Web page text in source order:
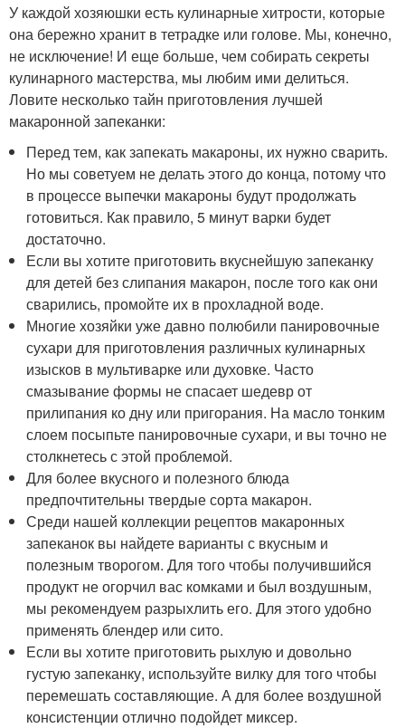
У каждой хозяюшки есть кулинарные хитрости, которые
она бережно хранит в тетрадке или голове. Мы, конечно,
не исключение! И еще больше, чем собирать секреты
кулинарного мастерства, мы любим ими делиться.
Ловите несколько тайн приготовления лучшей
макаронной запеканки:
Перед тем, как запекать макароны, их нужно сварить.
Но мы советуем не делать этого до конца, потому что
в процессе выпечки макароны будут продолжать
готовиться. Как правило, 5 минут варки будет
достаточно.
Если вы хотите приготовить вкуснейшую запеканку
для детей без слипания макарон, после того как они
сварились, промойте их в прохладной воде.
Многие хозяйки уже давно полюбили панировочные
сухари для приготовления различных кулинарных
изысков в мультиварке или духовке. Часто
смазывание формы не спасает шедевр от
прилипания ко дну или пригорания. На масло тонким
слоем посыпьте панировочные сухари, и вы точно не
столкнетесь с этой проблемой.
Для более вкусного и полезного блюда
предпочтительны твердые сорта макарон.
Среди нашей коллекции рецептов макаронных
запеканок вы найдете варианты с вкусным и
полезным творогом. Для того чтобы получившийся
продукт не огорчил вас комками и был воздушным,
мы рекомендуем разрыхлить его. Для этого удобно
применять блендер или сито.
Если вы хотите приготовить рыхлую и довольно
густую запеканку, используйте вилку для того чтобы
перемешать составляющие. А для более воздушной
консистенции отлично подойдет миксер.